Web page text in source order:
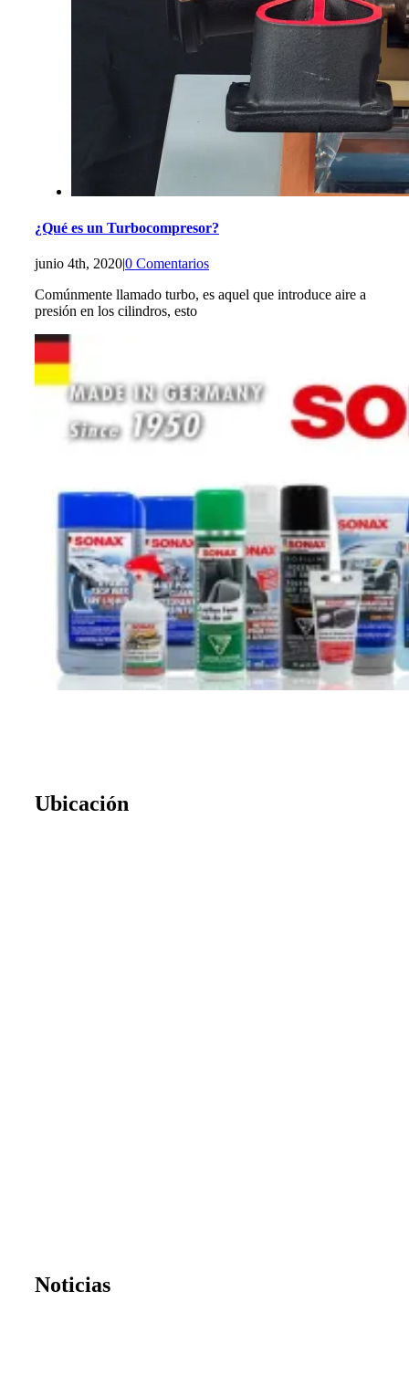
¿Qué es un Turbocompresor?
junio 4th, 2020|0 Comentarios
Comúnmente llamado turbo, es aquel que introduce aire a
presión en los cilindros, esto
Ubicación
Noticias